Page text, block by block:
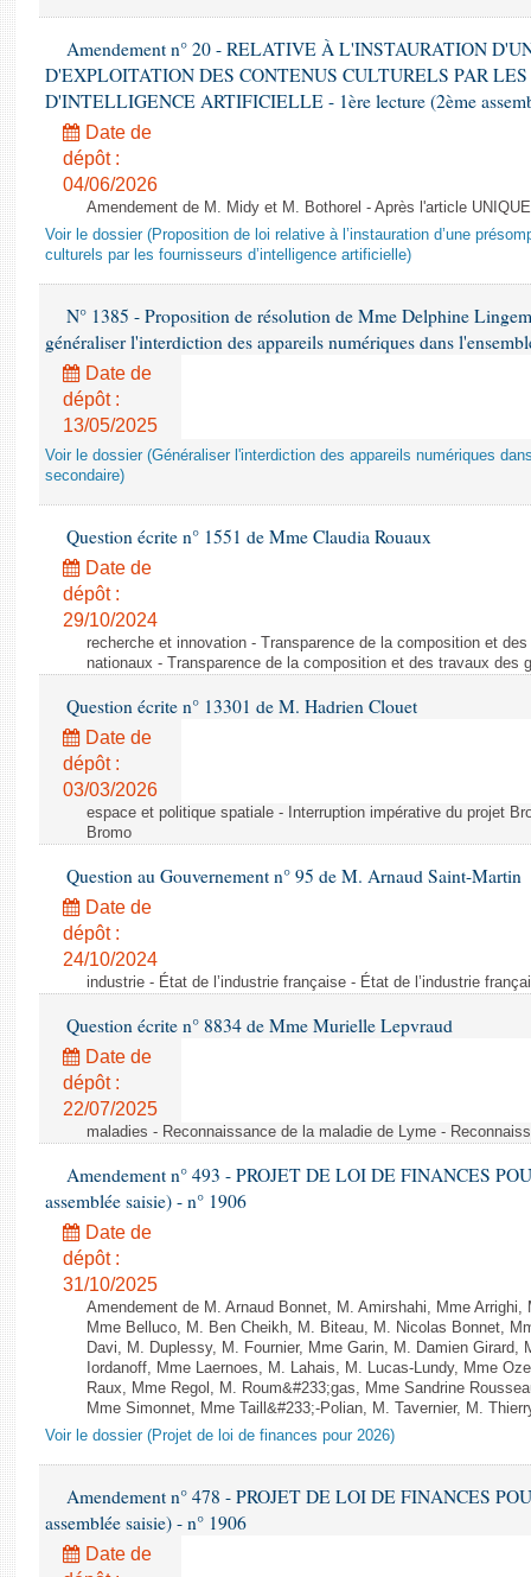
Amendement n° 20 - RELATIVE À L'INSTAURATION
D'EXPLOITATION DES CONTENUS CULTURELS PAR LES
D'INTELLIGENCE ARTIFICIELLE - 1ère lecture (2ème
Date de
dépôt :
04/06/2026
Amendement de M. Midy et M. Bothorel - Après l'article
Voir le dossier (Proposition de loi relative à l’instauration d’une
culturels par les fournisseurs d’intelligence artificielle)
N° 1385 - Proposition de résolution de Mme Delphine
généraliser l'interdiction des appareils numériques dans
Date de
dépôt :
13/05/2025
Voir le dossier (Généraliser l'interdiction des appareils numériques
secondaire)
Question écrite n° 1551 de Mme Claudia Rouaux
Date de
dépôt :
29/10/2024
recherche et innovation - Transparence de la composition et
nationaux - Transparence de la composition et des travaux des
Question écrite n° 13301 de M. Hadrien Clouet
Date de
dépôt :
03/03/2026
espace et politique spatiale - Interruption impérative du projet
Bromo
Question au Gouvernement n° 95 de M. Arnaud Saint-Martin
Date de
dépôt :
24/10/2024
industrie - État de l’industrie française - État de l’industrie
Question écrite n° 8834 de Mme Murielle Lepvraud
Date de
dépôt :
22/07/2025
maladies - Reconnaissance de la maladie de Lyme -
Amendement n° 493 - PROJET DE LOI DE FINANCES
assemblée saisie) - n° 1906
Date de
dépôt :
31/10/2025
Amendement de M. Arnaud Bonnet, M. Amirshahi, Mme
Mme Belluco, M. Ben Cheikh, M. Biteau, M. Nicolas Bonnet,
Davi, M. Duplessy, M. Fournier, Mme Garin, M. Damien Girard,
Iordanoff, Mme Laernoes, M. Lahais, M. Lucas-Lundy, Mme
Raux, Mme Regol, M. Roum&#233;gas, Mme Sandrine
Mme Simonnet, Mme Taill&#233;-Polian, M. Tavernier, M.
Voir le dossier (Projet de loi de finances pour 2026)
Amendement n° 478 - PROJET DE LOI DE FINANCES
assemblée saisie) - n° 1906
Date de